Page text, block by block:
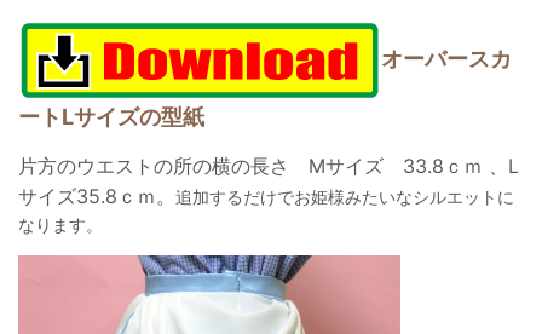
オーバースカ
ートLサイズの型紙
片方のウエストの所の横の長さ Mサイズ 33.8ｃｍ 、L
サイズ35.8ｃｍ。 追加するだけでお姫様みたいなシルエットに
なります。